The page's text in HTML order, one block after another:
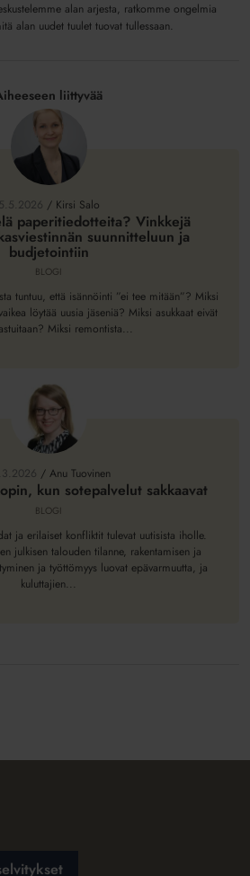
alan arjesta, ratkomme ongelmia
alan uudet tuulet tuovat tullessaan.
liittyvää
5.5.2026 / Kirsi Salo
paperitiedotteita? Vinkkejä
suunnitteluun ja
budjetointiin
BLOGI
tuntuu, että isännöinti ”ei tee mitään”? Miksi
löytää uusia jäseniä? Miksi asukkaat eivät
Miksi remontista...
/ Anu Tuovinen
kun sotepalvelut sakkaavat
BLOGI
ja erilaiset konfliktit tulevat uutisista iholle.
julkisen talouden tilanne, rakentamisen ja
ja työttömyys luovat epävarmuutta, ja
kuluttajien...